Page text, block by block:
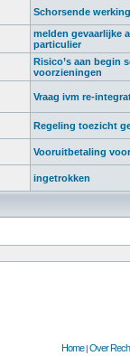
Schorsende
melden gevaarlijke
particulier
Risico’s aan begin
voorzieningen
Vraag ivm re-
Regeling toezicht
Vooruitbetaling
ingetrokken
Home|Over